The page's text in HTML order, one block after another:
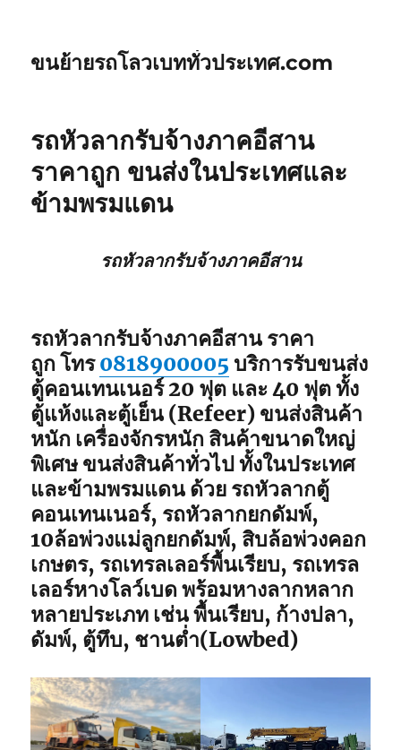
ขนย้ายรถโลวเบททั่วประเทศ.com
รถหัวลากรับจ้างภาคอีสาน
ราคาถูก ขนส่งในประเทศและ
ข้ามพรมแดน
รถหัวลากรับจ้างภาคอีสาน
รถหัวลากรับจ้างภาคอีสาน ราคา
ถูก โทร0818900005 บริการรับขนส่ง
ตู้คอนเทนเนอร์ 20 ฟุต และ 40 ฟุต ทั้ง
ตู้แห้งและตู้เย็น (Refeer) ขนส่งสินค้า
หนัก เครื่องจักรหนัก สินค้าขนาดใหญ่
พิเศษ ขนส่งสินค้าทั่วไป ทั้งในประเทศ
และข้ามพรมแดน ด้วย รถหัวลากตู้
คอนเทนเนอร์, รถหัวลากยกดัมพ์,
10ล้อพ่วงแม่ลูกยกดัมพ์, สิบล้อพ่วงคอก
เกษตร, รถเทรลเลอร์พื้นเรียบ, รถเทรล
เลอร์หางโลว์เบด พร้อมหางลากหลาก
หลายประเภท เช่น พื้นเรียบ, ก้างปลา,
ดัมพ์, ตู้ทึบ, ชานต่ำ(Lowbed)